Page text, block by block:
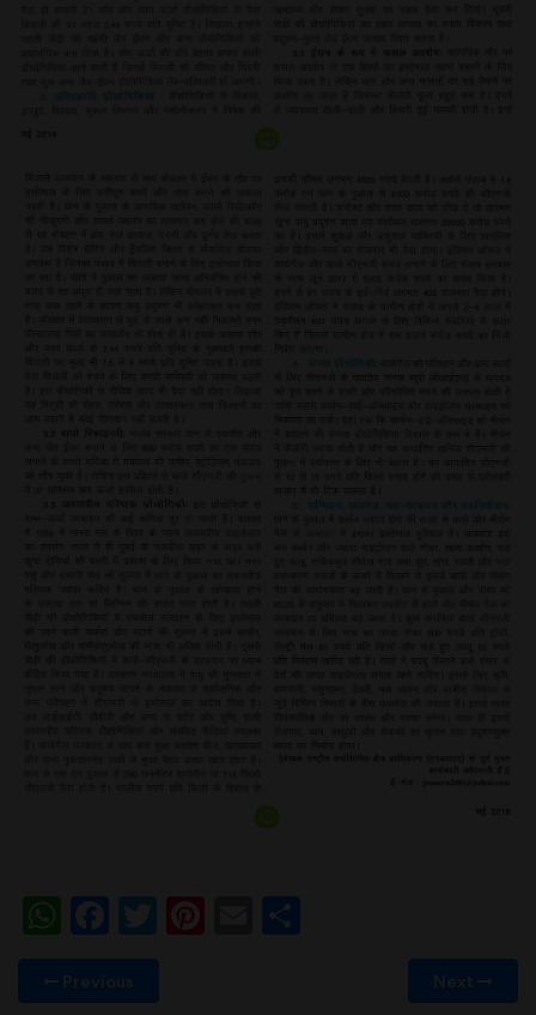
WhatsApp
Facebook
TwitterPinterest
Email
Previous Next